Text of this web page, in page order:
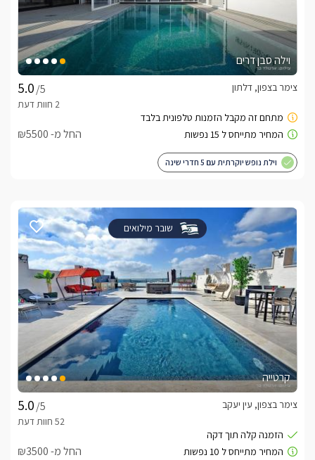
וילה סבן דרים
/5
צימר בצפון, דלתון
החל מ- ₪5500
וילת נופש יוקרתית עם 5 חדרי שינה
שובר מילואים
קרטייה
/5
צימר בצפון, עין יעקב
החל מ- ₪3500